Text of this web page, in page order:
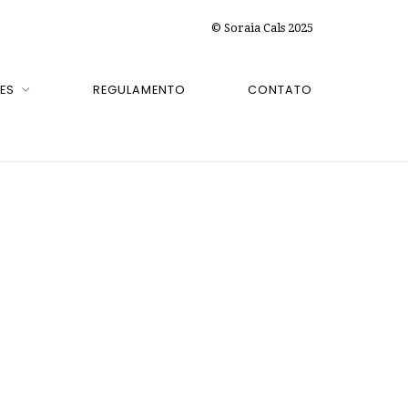
© Soraia Cals 2025
REGULAMENTO CONTATO